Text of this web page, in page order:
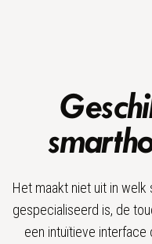
Het maakt niet uit in
gespecialiseerd is, de
een intuïtieve